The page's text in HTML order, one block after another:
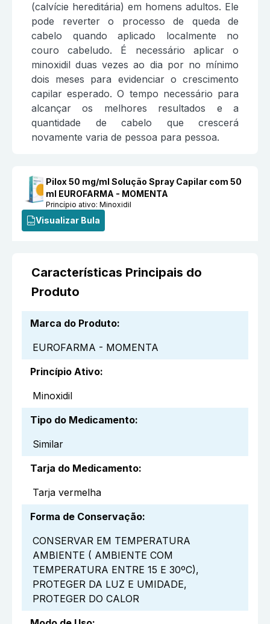
(calvície hereditária) em homens adultos. Ele
pode reverter o processo de queda de
cabelo quando aplicado localmente no
couro cabeludo. É necessário aplicar o
minoxidil duas vezes ao dia por no mínimo
dois meses para evidenciar o crescimento
capilar esperado. O tempo necessário para
alcançar os melhores resultados e a
quantidade de cabelo que crescerá
novamente varia de pessoa para pessoa.
Pilox 50 mg/ml Solução Spray Capilar com 50
ml EUROFARMA - MOMENTA
Princípio ativo:Minoxidil
Visualizar Bula
Características Principais do
Produto
Marca do Produto:
EUROFARMA - MOMENTA
Princípio Ativo:
Minoxidil
Tipo do Medicamento:
Similar
Tarja do Medicamento:
Tarja vermelha
Forma de Conservação:
CONSERVAR EM TEMPERATURA
AMBIENTE ( AMBIENTE COM
TEMPERATURA ENTRE 15 E 30ºC),
PROTEGER DA LUZ E UMIDADE,
PROTEGER DO CALOR